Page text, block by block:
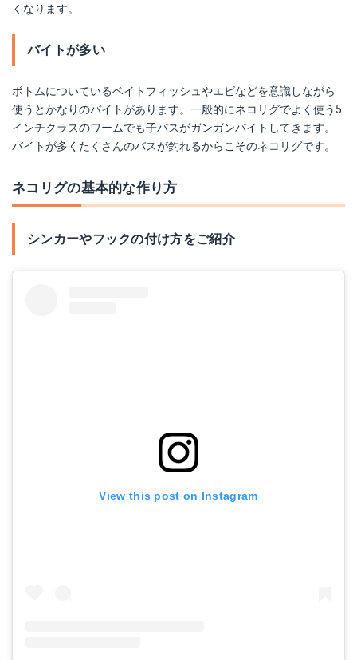
くなります。
バイトが多い
ボトムについているベイトフィッシュやエビなどを意識しながら
使うとかなりのバイトがあります。一般的にネコリグでよく使う5
インチクラスのワームでも子バスがガンガンバイトしてきます。
バイトが多くたくさんのバスが釣れるからこそのネコリグです。
ネコリグの基本的な作り方
シンカーやフックの付け方をご紹介
View this post on Instagram